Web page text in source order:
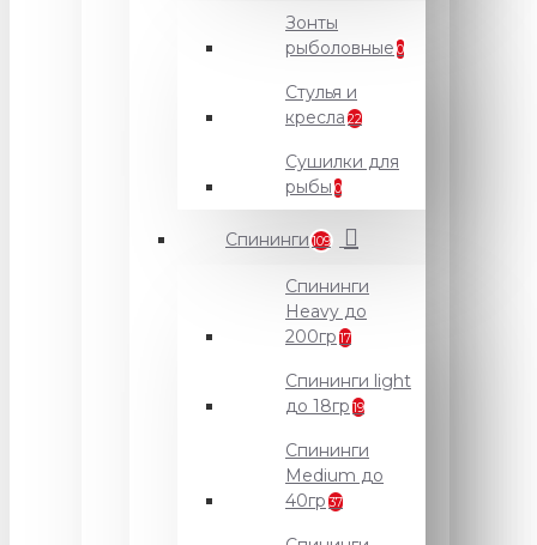
Зонты
рыболовные 0
Стулья и
кресла 22
Сушилки для
рыбы 0
Спининги 109
Спининги
Heavy до
200гр 17
Спининги light
до 18гр 19
Спининги
Medium до
40гр 37